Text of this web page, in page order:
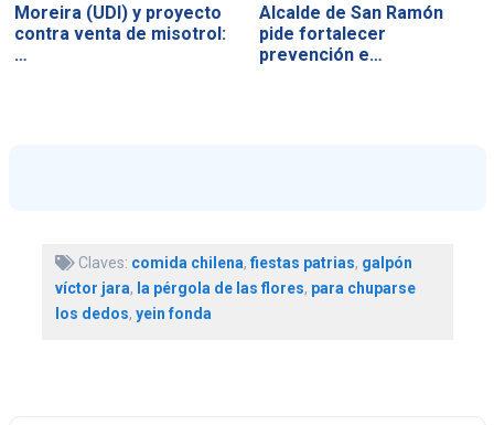
Moreira (UDI) y proyecto
contra venta de misotrol:
…
Alcalde de San Ramón
pide fortalecer
prevención e…
Claves: comida chilena, fiestas patrias, galpón
víctor jara, la pérgola de las flores, para chuparse
los dedos, yein fonda